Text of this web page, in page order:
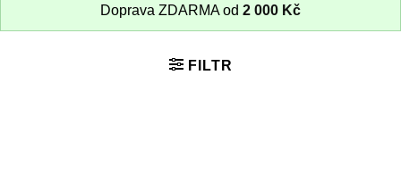
Doprava ZDARMA od 2 000 Kč
FILTR